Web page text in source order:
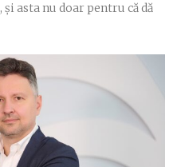
asta nu doar pentru că dă